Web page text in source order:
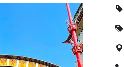
【屏東縣獅子鄉 楓港清華山聖天
【桃園市 桃園蓮華寺】盂蘭盆中
願平安順遂的慈悲心意。
【桃園龜山 慈恩宮】丙午年梁皇